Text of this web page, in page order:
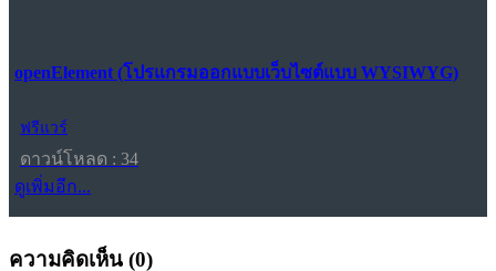
openElement (โปรแกรมออกแบบเว็บไซต์แบบ WYSIWYG)
ฟรีแวร์
ดาวน์โหลด : 34
ดูเพิ่มอีก...
ความคิดเห็น (0)